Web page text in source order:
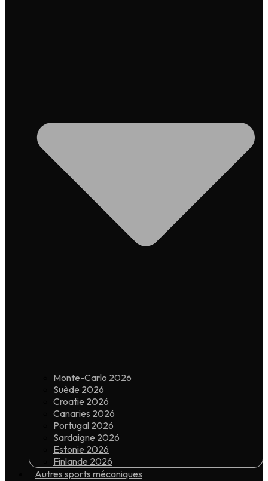
Monte-Carlo 2026
Suède 2026
Croatie 2026
Canaries 2026
Portugal 2026
Sardaigne 2026
Estonie 2026
Finlande 2026
Autres sports mécaniques